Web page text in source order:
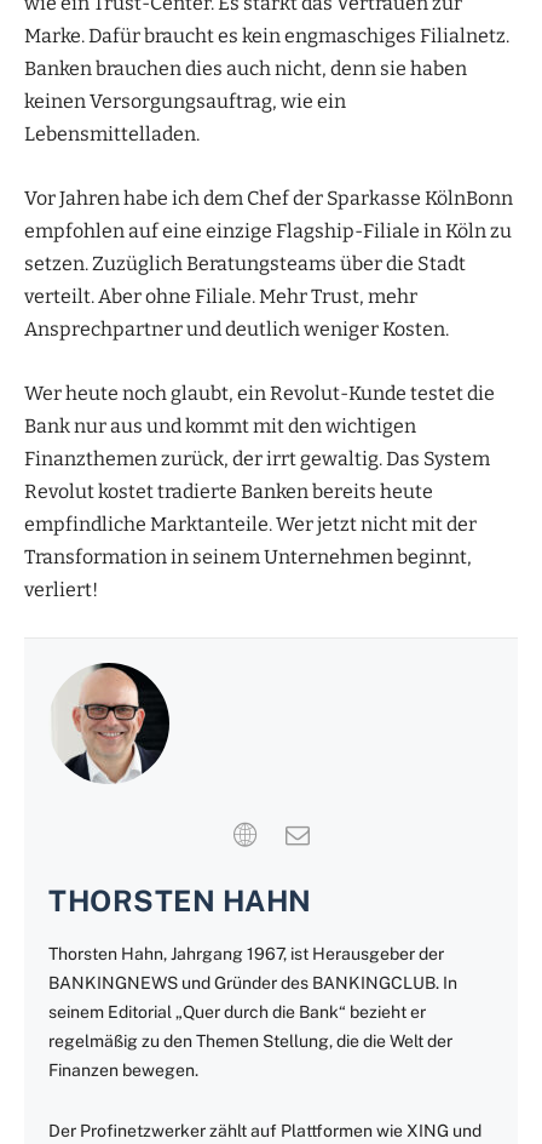
Marke. Dafür braucht es kein engmaschiges Filialnetz.
Banken brauchen dies auch nicht, denn sie haben
keinen Versorgungsauftrag, wie ein
Lebensmittelladen.
Vor Jahren habe ich dem Chef der Sparkasse KölnBonn
empfohlen auf eine einzige Flagship-Filiale in Köln zu
setzen. Zuzüglich Beratungsteams über die Stadt
verteilt. Aber ohne Filiale. Mehr Trust, mehr
Ansprechpartner und deutlich weniger Kosten.
Wer heute noch glaubt, ein Revolut-Kunde testet die
Bank nur aus und kommt mit den wichtigen
Finanzthemen zurück, der irrt gewaltig. Das System
Revolut kostet tradierte Banken bereits heute
empfindliche Marktanteile. Wer jetzt nicht mit der
Transformation in seinem Unternehmen beginnt,
verliert!
THORSTEN HAHN
Thorsten Hahn, Jahrgang 1967, ist Herausgeber der
BANKINGNEWS und Gründer des BANKINGCLUB. In
seinem Editorial „Quer durch die Bank“ bezieht er
regelmäßig zu den Themen Stellung, die die Welt der
Finanzen bewegen.
Der Profinetzwerker zählt auf Plattformen wie XING und